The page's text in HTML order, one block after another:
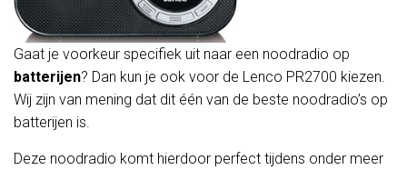
Gaat je voorkeur specifiek uit naar een noodradio op
batterijen? Dan kun je ook voor de Lenco PR2700 kiezen.
Wij zijn van mening dat dit één van de beste noodradio’s op
batterijen is.
Deze noodradio komt hierdoor perfect tijdens onder meer